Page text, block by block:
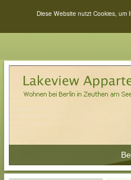
Diese Website nutzt Cookies,